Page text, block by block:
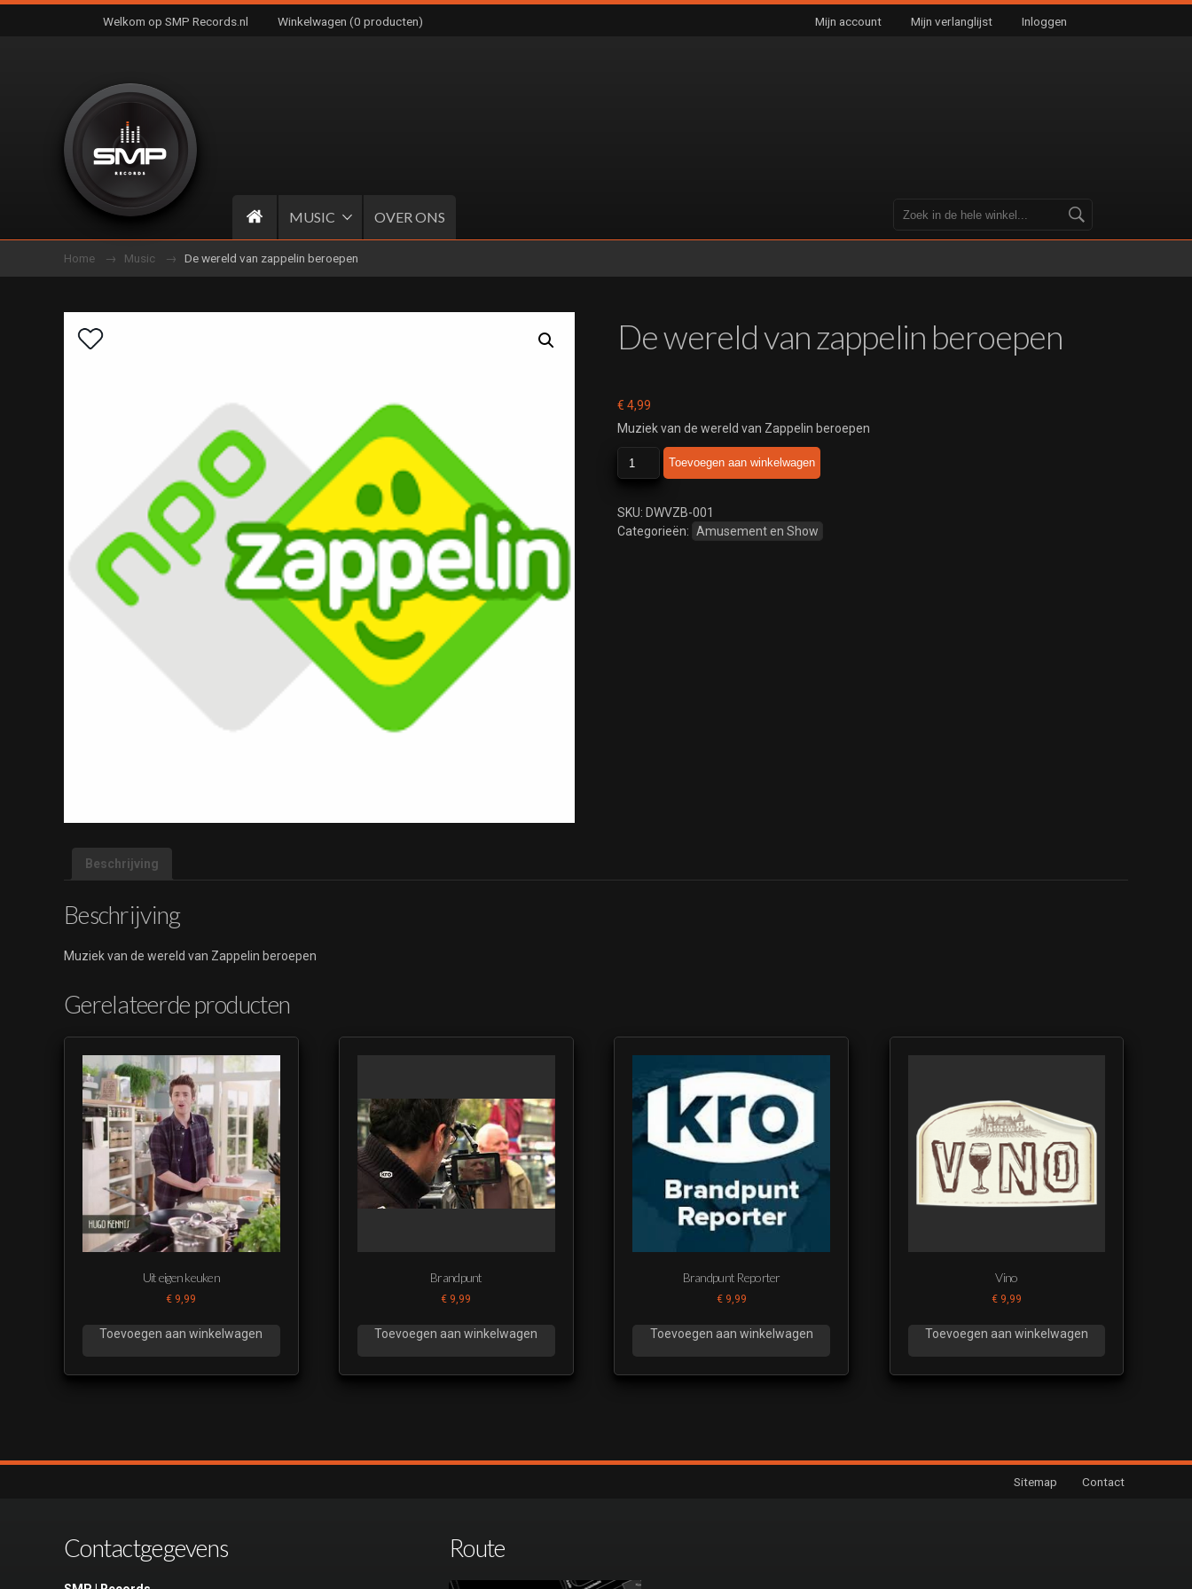
Welkom op SMP Records.nl Winkelwagen (0 producten) Mijn account Mijn verlanglijst Inloggen
MUSIC OVER ONS
Home Music De wereld van zappelin beroepen
De wereld van zappelin beroepen
€ 4,99
Muziek van de wereld van Zappelin beroepen
wereld
zappelin
beroepen
Toevoegen aan winkelwagen
SKU: DWVZB-001
Categorieën: Amusement en Show
Beschrijving
Beschrijving
Muziek van de wereld van Zappelin beroepen
Gerelateerde producten
Uit eigen keuken
€ 9,99
Toevoegen aan winkelwagen
Brandpunt
€ 9,99
Toevoegen aan winkelwagen
Brandpunt Reporter
€9,99
Toevoegen aan winkelwagen
Vino
€9,99
Toevoegen aan winkelwagen
Sitemap Contact
Contactgegevens Route